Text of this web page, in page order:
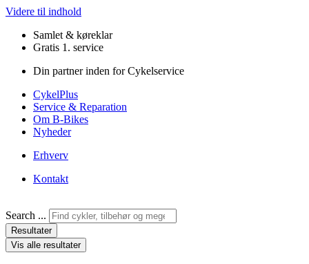
Videre til indhold
Samlet & køreklar
Gratis 1. service
Din partner inden for Cykelservice
CykelPlus
Service & Reparation
Om B-Bikes
Nyheder
Erhverv
Kontakt
Search ...
Resultater
Vis alle resultater